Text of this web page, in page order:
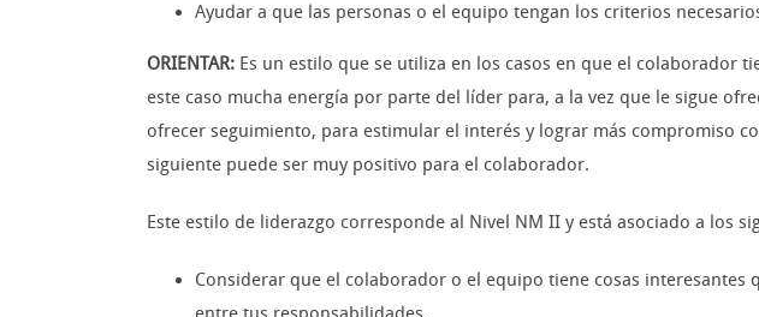
Ayudar a que las personas o el equipo tengan los criterios
ORIENTAR: Es un estilo que se utiliza en los casos en que el colaborador
este caso mucha energía por parte del líder para, a la vez que le sigue
ofrecer seguimiento, para estimular el interés y lograr más compromiso
siguiente puede ser muy positivo para el colaborador.
Este estilo de liderazgo corresponde al Nivel NM II y está asociado a los
Considerar que el colaborador o el equipo tiene cosas